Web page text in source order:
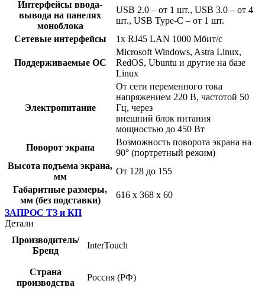
Интерфейсы ввода-
вывода на панелях
моноблока
USB 2.0 – от 1 шт., USB 3.0 – от 4
шт., USB Type-C – от 1 шт.
Сетевые интерфейсы
1х RJ45 LAN 1000 Мбит/с
Поддерживаемые ОС
Microsoft Windows, Astra Linux,
RedOS, Ubuntu и другие на базе
Linux
Электропитание
От сети переменного тока
напряжением 220 В, частотой 50
Гц, через
внешний блок питания
мощностью до 450 Вт
Поворот экрана
Возможность поворота экрана на
90° (портретный режим)
Высота подъема экрана,
мм
От 128 до 155
Габаритные размеры,
мм (без подставки)
616 x 368 x 60
ЗАПРОС ТЗ и КП
Детали
Производитель/
Бренд
InterTouch
Страна
производства
Россия (РФ)